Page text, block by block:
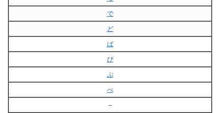
で
ど
ば
び
ぶ
べ
–